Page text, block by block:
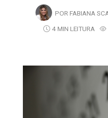
POR FABIANA
4 MIN LEITURA